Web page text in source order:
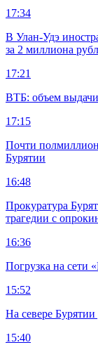
17:34
В Улан-Удэ
за 2 миллиона
17:21
ВТБ: объем
17:15
Почти
Бурятии
16:48
Прокуратура
трагедии с
16:36
Погрузка на сети
15:52
На севере
15:40